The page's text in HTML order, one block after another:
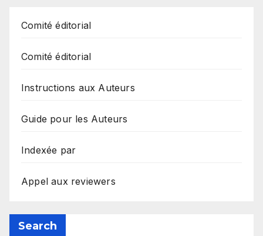
Comité éditorial
Comité éditorial
Instructions aux Auteurs
Guide pour les Auteurs
Indexée par
Appel aux reviewers
Search